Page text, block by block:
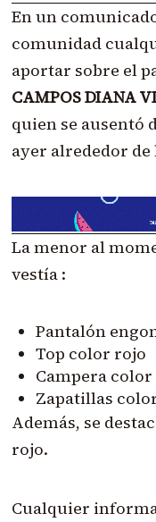
En un
comunidad
aportar sobre el
CAMPOS DIANA
quien se ausentó
ayer alrededor de
La menor al
vestía :
Pantalón
Top color rojo
Campera color
Zapatillas
Además, se
rojo.
Cualquier